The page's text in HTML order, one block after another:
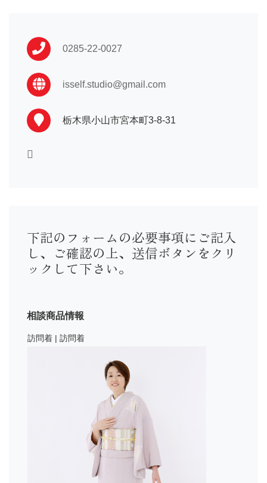
男性袴…33,000〜
訪問着…16,500〜
黒留袖…33,000〜
喪服 …16,500〜
せ下さい。
0285-22-0027
isself.studio@gmail.com
栃木県小山市宮本町3-8-31
下記のフォームの必要事項にご記入
し、ご確認の上、送信ボタンをクリ
ックして下さい。
相談商品情報
訪問着 | 訪問着